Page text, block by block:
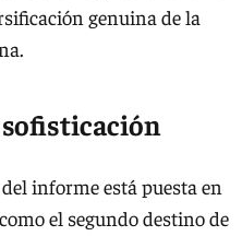
genuina de la
informe está puesta en
el segundo destino de